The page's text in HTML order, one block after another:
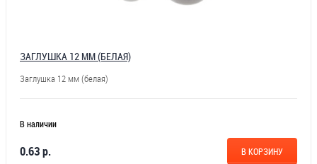
ЗАГЛУШКА 12 ММ (БЕЛАЯ)
Заглушка 12 мм (белая)
В наличии
0.63 р. В КОРЗИНУ